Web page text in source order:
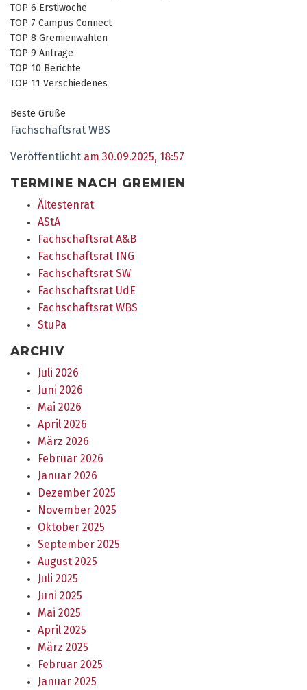
TOP 6 Erstiwoche
TOP 7 Campus Connect
TOP 8 Gremienwahlen
TOP 9 Anträge
TOP 10 Berichte
TOP 11 Verschiedenes
Beste Grüße
Fachschaftsrat WBS
Veröffentlicht am 30.09.2025, 18:57
TERMINE NACH GREMIEN
Ältestenrat
AStA
Fachschaftsrat A&B
Fachschaftsrat ING
Fachschaftsrat SW
Fachschaftsrat UdE
Fachschaftsrat WBS
StuPa
ARCHIV
Juli 2026
Juni 2026
Mai 2026
April 2026
März 2026
Februar 2026
Januar 2026
Dezember 2025
November 2025
Oktober 2025
September 2025
August 2025
Juli 2025
Juni 2025
Mai 2025
April 2025
März 2025
Februar 2025
Januar 2025